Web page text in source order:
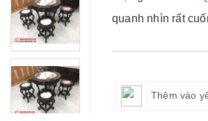
quanh nhìn rất
Thêm vào